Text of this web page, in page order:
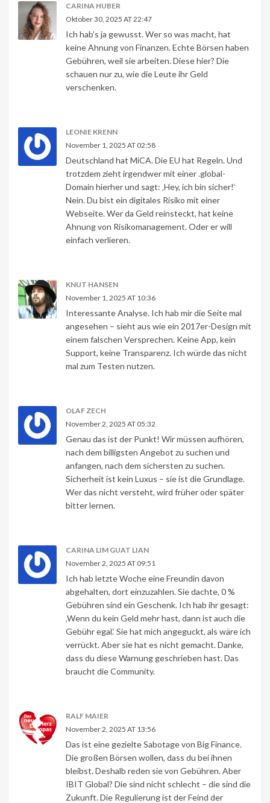
CARINA HUBER
Oktober 30, 2025 AT 22:47
Ich hab’s ja gewusst. Wer so was macht, hat
keine Ahnung von Finanzen. Echte Börsen haben
Gebühren, weil sie arbeiten. Diese hier? Die
schauen nur zu, wie die Leute ihr Geld
verschenken.
LEONIE KRENN
November 1, 2025 AT 02:58
Deutschland hat MiCA. Die EU hat Regeln. Und
trotzdem zieht irgendwer mit einer .global-
Domain hierher und sagt: ‚Hey, ich bin sicher!‘
Nein. Du bist ein digitales Risiko mit einer
Webseite. Wer da Geld reinsteckt, hat keine
Ahnung von Risikomanagement. Oder er will
einfach verlieren.
KNUT HANSEN
November 1, 2025 AT 10:36
Interessante Analyse. Ich hab mir die Seite mal
angesehen – sieht aus wie ein 2017er-Design mit
einem falschen Versprechen. Keine App, kein
Support, keine Transparenz. Ich würde das nicht
mal zum Testen nutzen.
OLAF ZECH
November 2, 2025 AT 05:32
Genau das ist der Punkt! Wir müssen aufhören,
nach dem billigsten Angebot zu suchen und
anfangen, nach dem sichersten zu suchen.
Sicherheit ist kein Luxus – sie ist die Grundlage.
Wer das nicht versteht, wird früher oder später
bitter lernen.
CARINA LIM GUAT LIAN
November 2, 2025 AT 09:51
Ich hab letzte Woche eine Freundin davon
abgehalten, dort einzuzahlen. Sie dachte, 0 %
Gebühren sind ein Geschenk. Ich hab ihr gesagt:
‚Wenn du kein Geld mehr hast, dann ist auch die
Gebühr egal.‘ Sie hat mich angeguckt, als wäre ich
verrückt. Aber sie hat es nicht gemacht. Danke,
dass du diese Warnung geschrieben hast. Das
braucht die Community.
RALF MAIER
November 2, 2025 AT 13:56
Das ist eine gezielte Sabotage von Big Finance.
Die großen Börsen wollen, dass du bei ihnen
bleibst. Deshalb reden sie von Gebühren. Aber
IBIT Global? Die sind nicht schlecht – die sind die
Zukunft. Die Regulierung ist der Feind der